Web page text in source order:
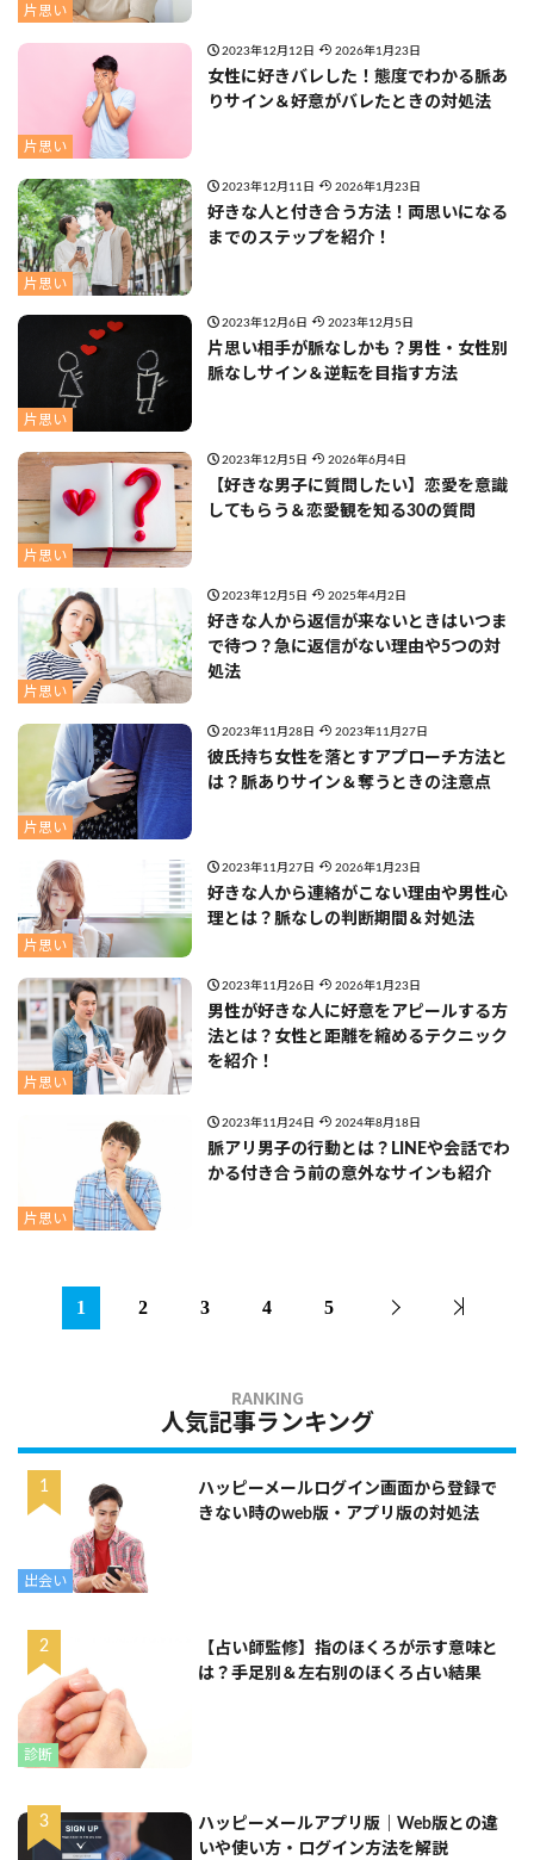
片思い
片思い
2023年12月12日 2026年1月23日
女性に好きバレした！態度でわかる脈あ
りサイン＆好意がバレたときの対処法
片思い
2023年12月11日 2026年1月23日
好きな人と付き合う方法！両思いになる
までのステップを紹介！
片思い
2023年12月6日 2023年12月5日
片思い相手が脈なしかも？男性・女性別
脈なしサイン＆逆転を目指す方法
片思い
2023年12月5日 2026年6月4日
【好きな男子に質問したい】恋愛を意識
してもらう＆恋愛観を知る30の質問
片思い
2023年12月5日 2025年4月2日
好きな人から返信が来ないときはいつま
で待つ？急に返信がない理由や5つの対
処法
片思い
2023年11月28日 2023年11月27日
彼氏持ち女性を落とすアプローチ方法と
は？脈ありサイン＆奪うときの注意点
片思い
2023年11月27日 2026年1月23日
好きな人から連絡がこない理由や男性心
理とは？脈なしの判断期間＆対処法
片思い
2023年11月26日 2026年1月23日
男性が好きな人に好意をアピールする方
法とは？女性と距離を縮めるテクニック
を紹介！
片思い
2023年11月24日 2024年8月18日
脈アリ男子の行動とは？LINEや会話でわ
かる付き合う前の意外なサインも紹介
1 2 3 4 5
人気記事ランキング
出会い
ハッピーメールログイン画面から登録で
きない時のweb版・アプリ版の対処法
診断
【占い師監修】指のほくろが示す意味と
は？手足別＆左右別のほくろ占い結果
ハッピーメールアプリ版｜Web版との違
いや使い方・ログイン方法を解説